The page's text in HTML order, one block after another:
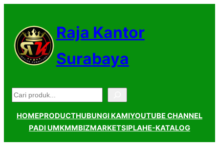
konten
Raja Kantor
Surabaya
Pencarian
HOMEPRODUCTHUBUNGI KAMIYOUTUBE CHANNEL
PADI UMKMMBIZMARKETSIPLAHE-KATALOG